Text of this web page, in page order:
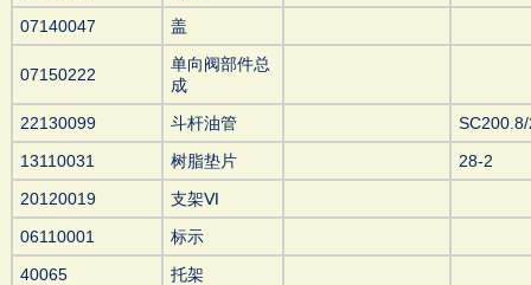
07140047
盖
07150222
单向阀部件总
成
22130099
斗杆油管
13110031
树脂垫片
28-2
20120019
支架Ⅵ
06110001
标示
40065
托架